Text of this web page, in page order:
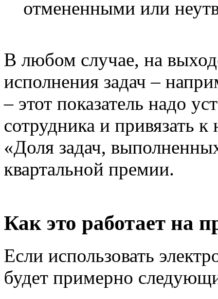
отмененными или
В любом случае, на
исполнения задач –
– этот показатель надо
сотрудника и привязать
«Доля задач,
квартальной премии.
Как это работает на
Если использовать
будет примерно